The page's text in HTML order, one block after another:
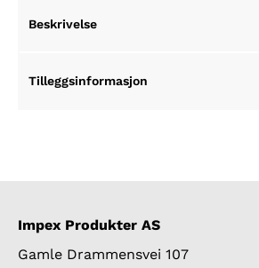
Beskrivelse
Tilleggsinformasjon
Impex Produkter AS
Gamle Drammensvei 107